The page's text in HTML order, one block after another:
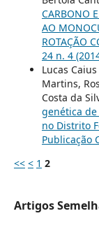
CARBONO
AO
ROTAÇÃO
24 n. 4
Lucas
Martins,
Costa da
genética de
no Distrito
Publicação
<< < 1 2
Artigos